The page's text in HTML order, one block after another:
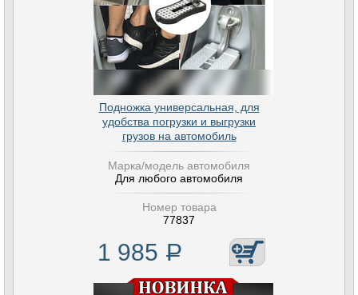
Подножка универсальная, для
удобства погрузки и выгрузки
грузов на автомобиль
Марка/модель автомобиля
Для любого автомобиля
Номер товара
77837
1 985 Р